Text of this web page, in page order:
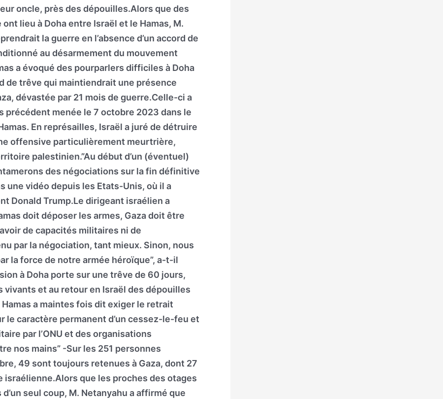
oncle, près des dépouilles.Alors que des
lieu à Doha entre Israël et le Hamas, M.
la guerre en l’absence d’un accord de
au désarmement du mouvement
a évoqué des pourparlers difficiles à Doha
de trêve qui maintiendrait une présence
dévastée par 21 mois de guerre.Celle-ci a
précédent menée le 7 octobre 2023 dans le
En représailles, Israël a juré de détruire
offensive particulièrement meurtrière,
palestinien.”Au début d’un (éventuel)
des négociations sur la fin définitive
une vidéo depuis les Etats-Unis, où il a
Donald Trump.Le dirigeant israélien a
doit déposer les armes, Gaza doit être
de capacités militaires ni de
par la négociation, tant mieux. Sinon, nous
la force de notre armée héroïque”, a-t-il
à Doha porte sur une trêve de 60 jours,
vivants et au retour en Israël des dépouilles
a maintes fois dit exiger le retrait
le caractère permanent d’un cessez-le-feu et
par l’ONU et des organisations
nos mains” -Sur les 251 personnes
49 sont toujours retenues à Gaza, dont 27
israélienne.Alors que les proches des otages
seul coup, M. Netanyahu a affirmé que